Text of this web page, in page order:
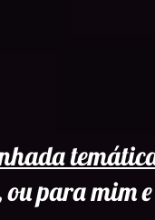
ou para mim